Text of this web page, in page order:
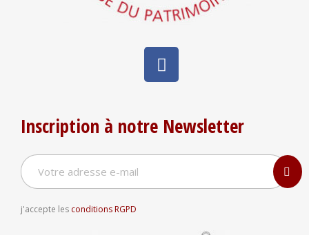
Inscription à notre Newsletter
j'accepte les conditions RGPD